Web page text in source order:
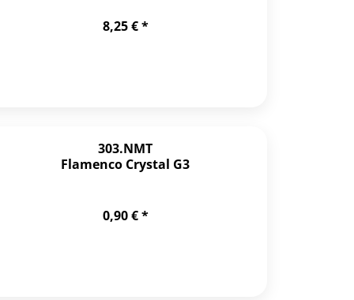
8,25 € *
303.NMT
Flamenco Crystal G3
0,90 € *